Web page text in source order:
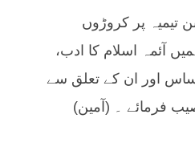
تیمیہ پر کروڑوں
آئمہ اسلام کا ادب،
اور ان کے تعلق سے
فرمائے ۔ (آمین)